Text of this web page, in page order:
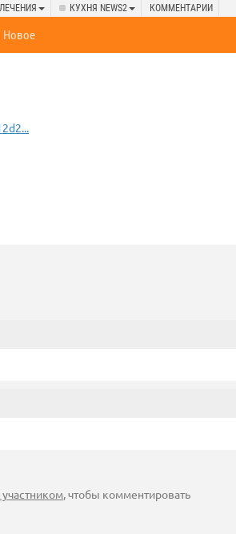
КУХНЯ NEWS2 КОММЕНТАРИИ
Новое
участником, чтобы комментировать